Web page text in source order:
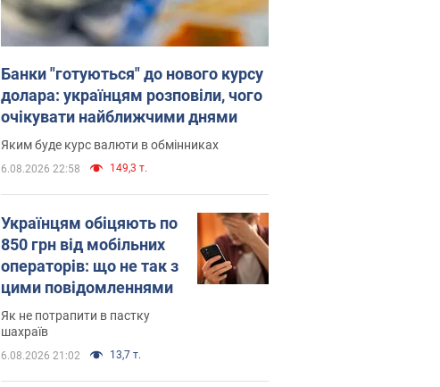
Банки "готуються" до нового курсу
долара: українцям розповіли, чого
очікувати найближчими днями
Яким буде курс валюти в обмінниках
6.08.2026 22:58 149,3 т.
Українцям обіцяють по
850 грн від мобільних
операторів: що не так з
цими повідомленнями
Як не потрапити в пастку
шахраїв
6.08.2026 21:02 13,7 т.